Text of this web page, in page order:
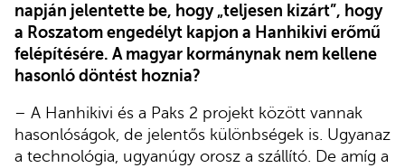
napján jelentette be, hogy „teljesen kizárt”, hogy
a Roszatom engedélyt kapjon a Hanhikivi erőmű
felépítésére. A magyar kormánynak nem kellene
hasonló döntést hoznia?
– A Hanhikivi és a Paks 2 projekt között vannak
hasonlóságok, de jelentős különbségek is. Ugyanaz
a technológia, ugyanúgy orosz a szállító. De amíg a